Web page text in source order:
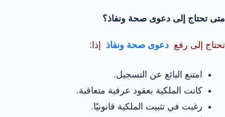
متى تحتاج إلى دعوى صحة ونفاذ؟
تحتاج إلى رفع دعوى صحة ونفاذ إذا:
امتنع البائع عن التسجيل.
كانت الملكية بعقود عرفية متعاقبة.
رغبت في تثبيت الملكية قانونيًا.